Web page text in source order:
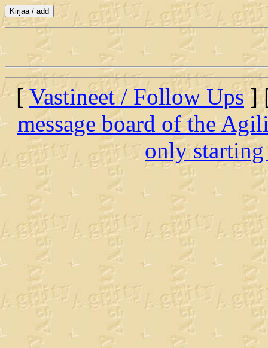
[Vastineet / Follow Ups ]
message board of the
only starting